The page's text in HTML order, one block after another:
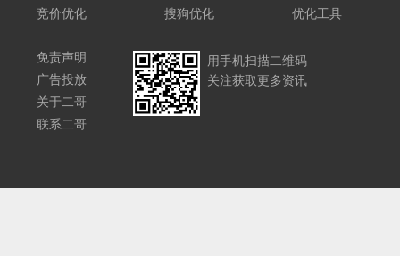
竞价优化
搜狗优化
优化工具
免责声明
广告投放
关于二哥
联系二哥
用手机扫描二维码
关注获取更多资讯